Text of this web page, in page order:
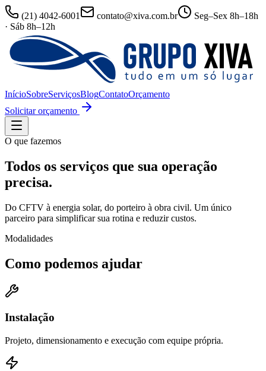
(21) 4042-6001 contato@xiva.com.br
Seg–Sex 8h–18h
· Sáb 8h–12h
InícioSobreServiçosBlogContatoOrçamento
Solicitar orçamento
O que fazemos
Todos os serviços que sua operação
precisa.
Do CFTV à energia solar, do porteiro à obra civil. Um único
parceiro para simplificar sua rotina e reduzir custos.
Modalidades
Como podemos ajudar
Instalação
Projeto, dimensionamento e execução com equipe própria.